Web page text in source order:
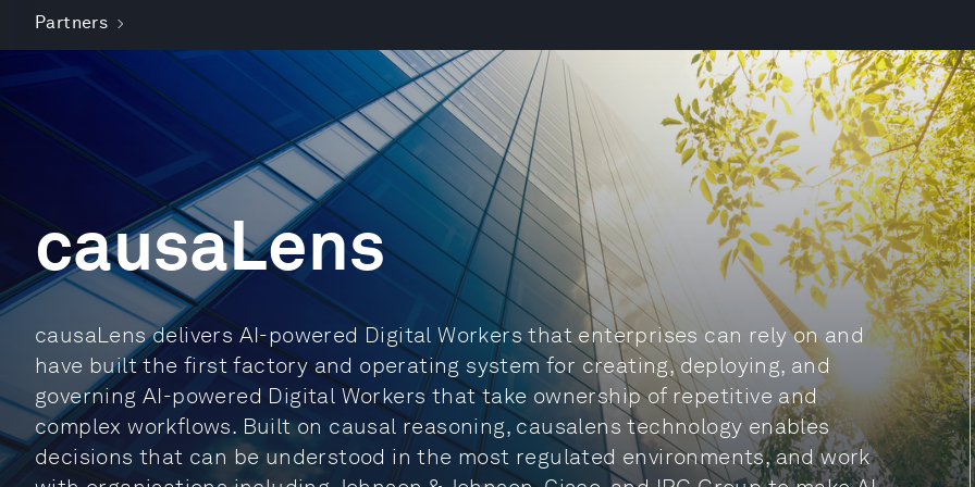
Partners
causaLens
causaLens delivers AI-powered Digital Workers that enterprises can rely on and
have built the first factory and operating system for creating, deploying, and
governing AI-powered Digital Workers that take ownership of repetitive and
complex workflows. Built on causal reasoning, causalens technology enables
decisions that can be understood in the most regulated environments, and work